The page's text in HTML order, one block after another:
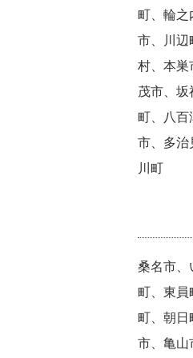
町、輪之
市、川辺
村、本巣
茂市、坂
町、八百
市、多治
川町
桑名市、
町、東員
町、朝日
市、亀山